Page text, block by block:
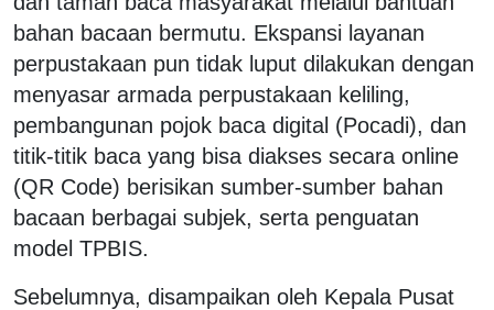
bahan bacaan bermutu. Ekspansi layanan
perpustakaan pun tidak luput dilakukan dengan
menyasar armada perpustakaan keliling,
pembangunan pojok baca digital (Pocadi), dan
titik-titik baca yang bisa diakses secara online
(QR Code) berisikan sumber-sumber bahan
bacaan berbagai subjek, serta penguatan
model TPBIS.
Sebelumnya, disampaikan oleh Kepala Pusat